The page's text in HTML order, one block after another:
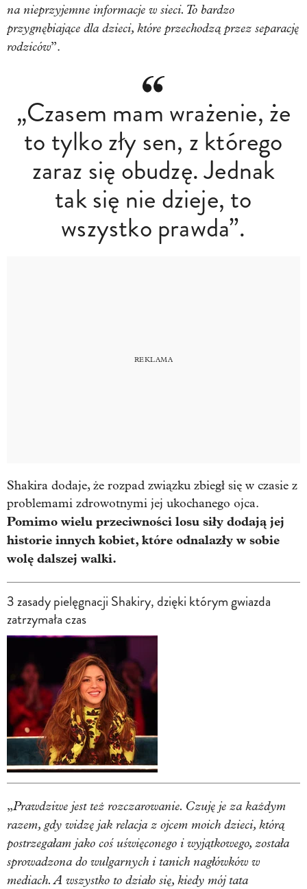
na nieprzyjemne informacje w sieci. To bardzo
przygnębiające dla dzieci, które przechodzą przez separację
rodziców”.
„Czasem mam wrażenie, że
to tylko zły sen, z którego
zaraz się obudzę. Jednak
tak się nie dzieje, to
wszystko prawda”.
Shakira dodaje, że rozpad związku zbiegł się w czasie z
problemami zdrowotnymi jej ukochanego ojca.
Pomimo wielu przeciwności losu siły dodają jej
historie innych kobiet, które odnalazły w sobie
wolę dalszej walki.
3 zasady pielęgnacji Shakiry, dzięki którym gwiazda
zatrzymała czas
„Prawdziwe jest też rozczarowanie. Czuję je za każdym
razem, gdy widzę jak relacja z ojcem moich dzieci, którą
postrzegałam jako coś uświęconego i wyjątkowego, została
sprowadzona do wulgarnych i tanich nagłówków w
mediach. A wszystko to działo się, kiedy mój tata